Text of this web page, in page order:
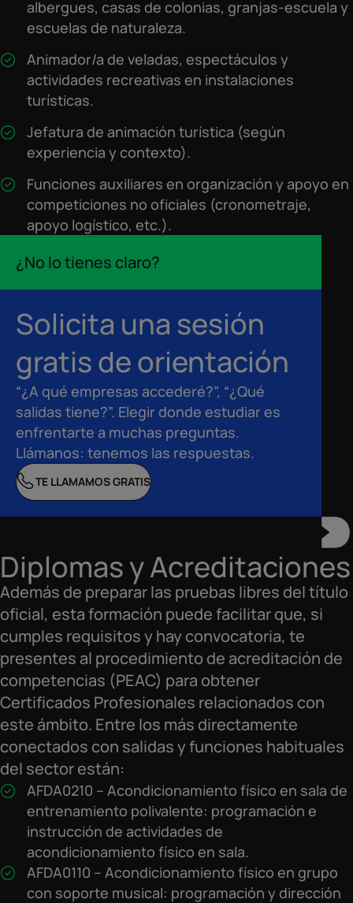
albergues, casas de colonias, granjas-escuela y
escuelas de naturaleza.
Animador/a de veladas, espectáculos y
actividades recreativas en instalaciones
turísticas.
Jefatura de animación turística (según
experiencia y contexto).
Funciones auxiliares en organización y apoyo en
competiciones no oficiales (cronometraje,
apoyo logístico, etc.).
¿No lo tienes claro?
Solicita una sesión
gratis de orientación
“¿A qué empresas accederé?”, “¿Qué
salidas tiene?”. Elegir donde estudiar es
enfrentarte a muchas preguntas.
Llámanos: tenemos las respuestas.
TE LLAMAMOS GRATIS
Diplomas y Acreditaciones
Además de preparar las pruebas libres del título
oficial, esta formación puede facilitar que, si
cumples requisitos y hay convocatoria, te
presentes al procedimiento de acreditación de
competencias (PEAC) para obtener
Certificados Profesionales relacionados con
este ámbito. Entre los más directamente
conectados con salidas y funciones habituales
del sector están:
AFDA0210 – Acondicionamiento físico en sala de
entrenamiento polivalente: programación e
instrucción de actividades de
acondicionamiento físico en sala.
AFDA0110 – Acondicionamiento físico en grupo
con soporte musical: programación y dirección